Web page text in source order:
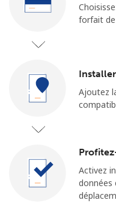
forfait de
Installer
Ajoutez
Activez
données